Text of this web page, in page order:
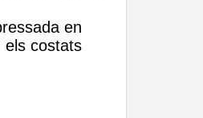
en
els costats